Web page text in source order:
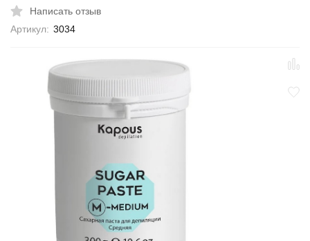
Написать отзыв
Артикул: 3034